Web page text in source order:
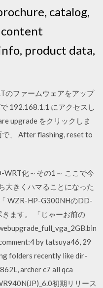
catalog,
product data,
ファームウェアをアップ
192.168.1.1 にアクセスし
upgrade をクリックしま
、 After flashing, reset to
化～その1～ ここで今
大きくハマることになった
WZR-HP-G300NHのDD-
ます。 「じゃーお前の
by tatsuya46, 29
folders recently like dir-
archer c7 all qca
初期リリース